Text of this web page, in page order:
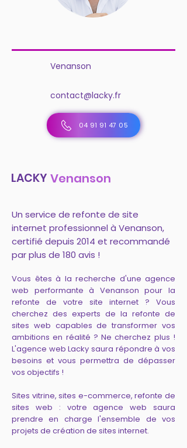
Venanson
contact@lacky.fr
04 91 91 47 05
LACKY Venanson
Un service de refonte de site
internet professionnel à Venanson,
certifié depuis 2014 et recommandé
par plus de 180 avis !
Vous êtes à la recherche d'une agence
web performante à Venanson pour la
refonte de votre site internet ? Vous
cherchez des experts de la refonte de
sites web capables de transformer vos
ambitions en réalité ? Ne cherchez plus !
L'agence web Lacky saura répondre à vos
besoins et vous permettra de dépasser
vos objectifs !
Sites vitrine, sites e-commerce, refonte de
sites web : votre agence web saura
prendre en charge l'ensemble de vos
projets de création de sites internet.